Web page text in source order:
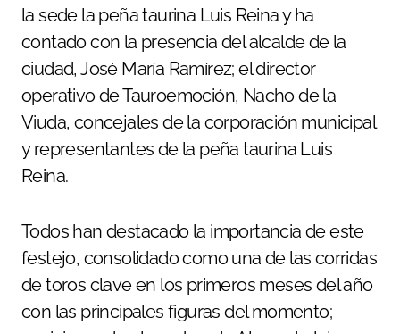
la sede la peña taurina Luis Reina y ha
contado con la presencia del alcalde de la
ciudad, José María Ramírez; el director
operativo de Tauroemoción, Nacho de la
Viuda, concejales de la corporación municipal
y representantes de la peña taurina Luis
Reina.
Todos han destacado la importancia de este
festejo, consolidado como una de las corridas
de toros clave en los primeros meses del año
con las principales figuras del momento;